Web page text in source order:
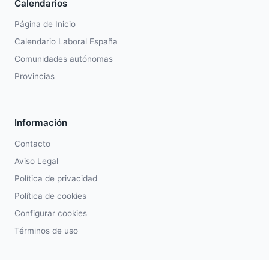
Calendarios
Página de Inicio
Calendario Laboral España
Comunidades autónomas
Provincias
Información
Contacto
Aviso Legal
Política de privacidad
Política de cookies
Configurar cookies
Términos de uso